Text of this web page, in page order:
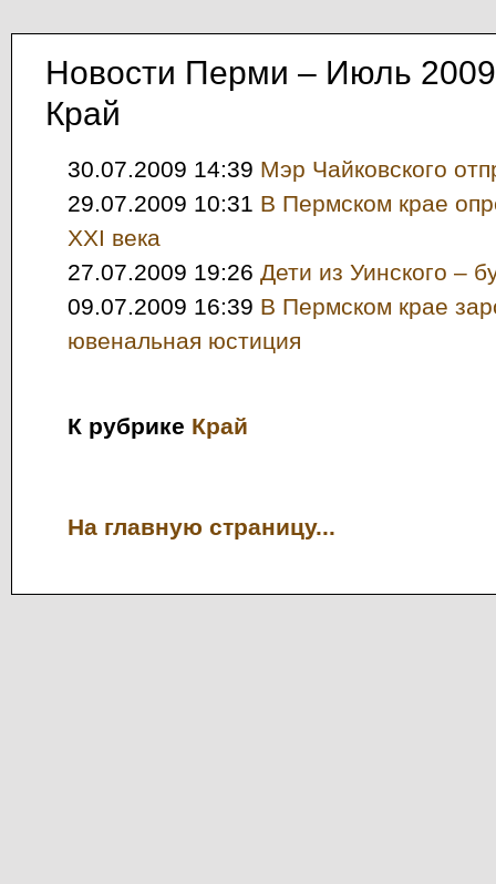
Новости Перми – Июль 2009
Край
30.07.2009 14:39 Мэр Чайковского
29.07.2009 10:31 В Пермском крае
XXI века
27.07.2009 19:26 Дети из Уинского –
09.07.2009 16:39 В Пермском крае
ювенальная юстиция
К рубрике Край
На главную страницу...